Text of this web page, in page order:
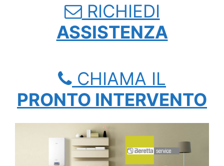
RICHIEDI
ASSISTENZA
CHIAMA IL
PRONTO INTERVENTO